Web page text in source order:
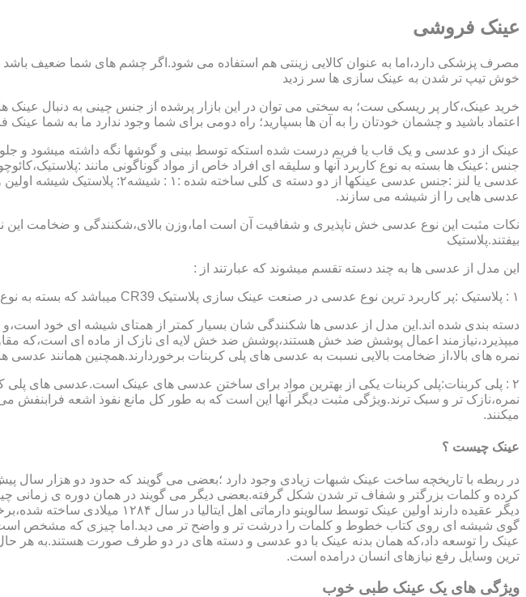
عینک فروشی
مصرف پزشکی دارد،اما به عنوان کالایی زینتی هم استفاده می شود.اگر چشم های شما ضعیف
خوش تیپ تر شدن به عینک سازی ها سر زدید
خرید عینک،کار پر ریسکی ست؛ به سختی می توان در این بازار پرشده از جنس چینی به دنبال عینک
اعتماد باشید و چشمان خودتان را به آن ها بسپارید؛ راه دومی برای شما وجود ندارد ما به شما
عینک از دو عدسی و یک قاب یا فریم درست شده استکه توسط بینی و گوشها نگه داشته میشود و
جنس :عینک ها بسته به نوع کاربرد آنها و سلیقه ای افراد خاص از مواد گوناگونی مانند
عدسی یا لنز :جنس عدسی عینکها از
عدسی هایی را از شیشه می سازند.
نکات مثبت این نوع عدسی خش ناپذیری و شفافیت آن است اما،وزن بالای،شکنندگی و ضخامت
بیفتند.پلاستیک
این مدل از عدسی ها به چند دسته تقسم میشوند که عبارتند از :
۱ : پلاستیک :پر کاربرد ترین نوع عدسی در صنعت عینک سازی پلاستیک CR39 میباشد که بسته به نوع پوشش آنها،به انواعی نظیر : پلاستیک ساده،پلاستیک آنتی رفلکس،پلاستیک ضد خش،پلاستیک آب گریز و …..
دسته بندی شده اند.این مدل از عدسی ها شکنندگی شان بسیار کمتر از همتای شیشه ای خود
میپذیرد،نیازمند اعمال پوشش ضد خش هستند،پوشش ضد خش لایه ای نازک از ماده ای است،که
نمره های بالا،از ضخامت بالایی نسبت به عدسی های پلی کربنات برخوردارند.همچنین همانند
۲ : پلی کربنات:پلی کربنات یکی از بهترین مواد برای ساختن عدسی های عینک است.عدسی های
نمره،نازک تر و سبک ترند.ویژگی مثبت دیگر آنها این است که به طور کل مانع نفوذ اشعه فرابنفش می
میکنند.
عینک چیست ؟
در ربطه با تاریخچه ساخت عینک شبهات زیادی وجود دارد ؛بعضی می گویند که حدود دو هزار سال
کرده و کلمات بزرگتر و شفاف تر شدن شکل گرفته.بعضی دیگر می گویند در همان دوره ی زمانی
عینک را توسعه داد،که همان بدنه عینک با دو عدسی و دسته های در دو طرف صورت هستند.به هر
ترین وسایل رفع نیازهای انسان درامده است.
ویژگی های یک عینک طبی خوب